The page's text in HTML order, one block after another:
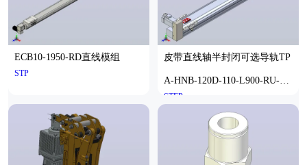
ECB10-1950-RD直线模组
STP
皮带直线轴半封闭可选导轨TP
A-HNB-120D-110-L900-RU-Y-
P40-N3
STEP